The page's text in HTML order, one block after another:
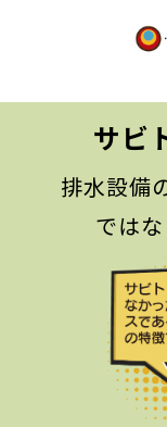
サビ
排水設備
では